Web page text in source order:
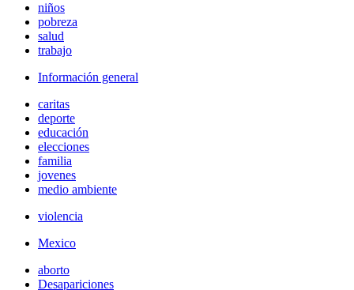
niños
pobreza
salud
trabajo
Información general
caritas
deporte
educación
elecciones
familia
jovenes
medio ambiente
violencia
Mexico
aborto
Desapariciones